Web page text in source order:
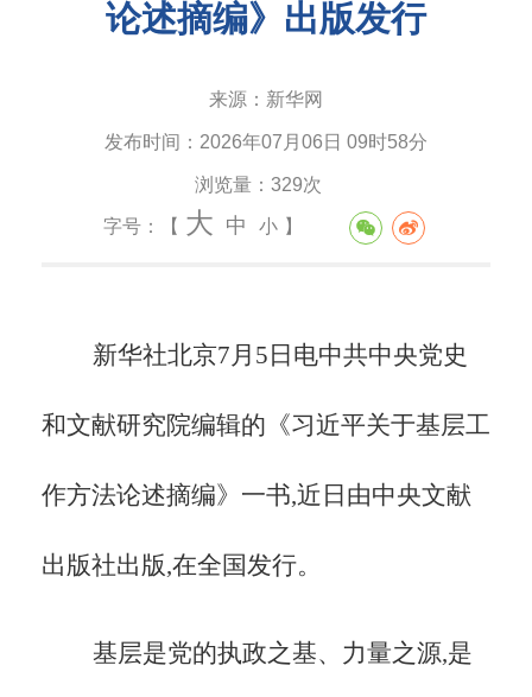
论述摘编》出版发行
来源： 新华网
发布时间： 2026年07月06日 09时58分
浏览量： 329次
字号：【 大 中 小 】
新华社北京7月5日电中共中央党史
和文献研究院编辑的《习近平关于基层工
作方法论述摘编》一书,近日由中央文献
出版社出版,在全国发行。
基层是党的执政之基、力量之源,是